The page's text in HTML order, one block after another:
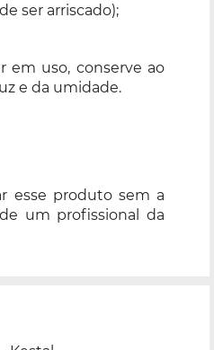
ser arriscado);
em uso, conserve ao
e da umidade.
esse produto sem a
um profissional da